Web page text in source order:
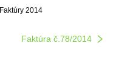
Faktúry 2014
Faktúra č.78/2014